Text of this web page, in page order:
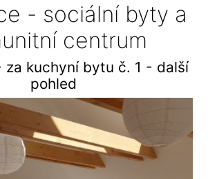
- sociální byty a
centrum
za kuchyní bytu č. 1 - další
pohled